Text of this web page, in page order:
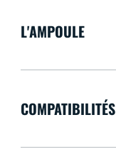
L'AMPOULE
COMPATIBILITÉS